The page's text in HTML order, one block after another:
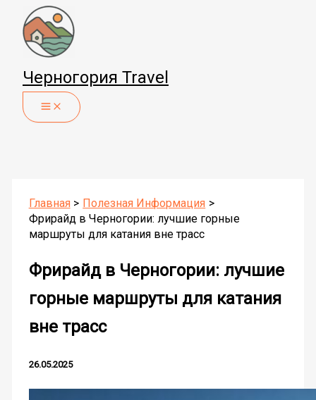
Перейти
содержимому
Черногория Travel
Главная
Полезная Информация
Фрирайд в Черногории: лучшие горные
маршруты для катания вне трасс
Фрирайд в Черногории: лучшие
горные маршруты для катания
вне трасс
26.05.2025